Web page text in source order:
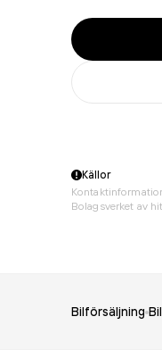
Källor
Bolagsverket av
Bilförsäljning